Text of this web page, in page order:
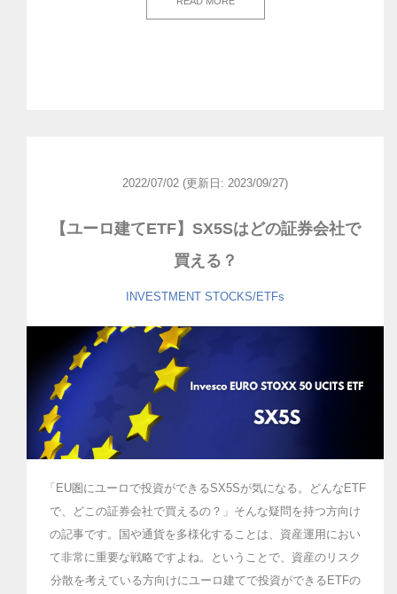
2022/07/02 (更新日: 2023/09/27)
【ユーロ建てETF】SX5Sはどの証券会社で
買える？
INVESTMENT STOCKS/ETFs
「EU圏にユーロで投資ができるSX5Sが気になる。どんなETF
で、どこの証券会社で買えるの？」そんな疑問を持つ方向け
の記事です。国や通貨を多様化することは、資産運用におい
て非常に重要な戦略ですよね。ということで、資産のリスク
分散を考えている方向けにユーロ建てで投資ができるETFの